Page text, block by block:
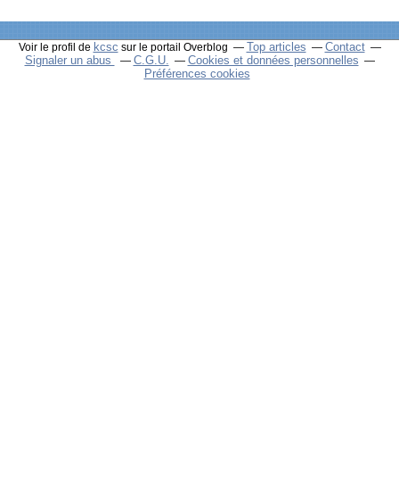
Voir le profil de kcsc sur le portail Overblog Top articles
Contact
Signaler un abus
C.G.U.
Cookies et données personnelles
Préférences cookies